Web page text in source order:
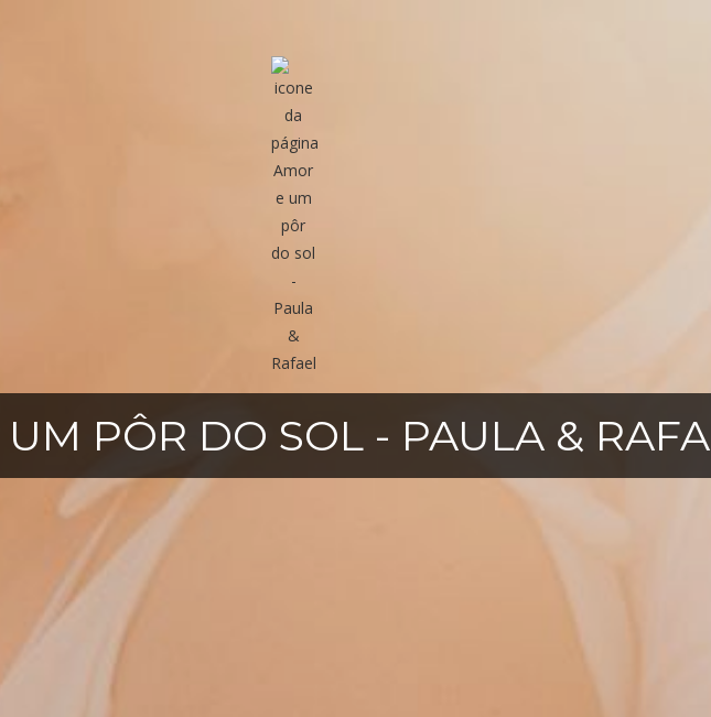
PÔR DO SOL - PAULA &